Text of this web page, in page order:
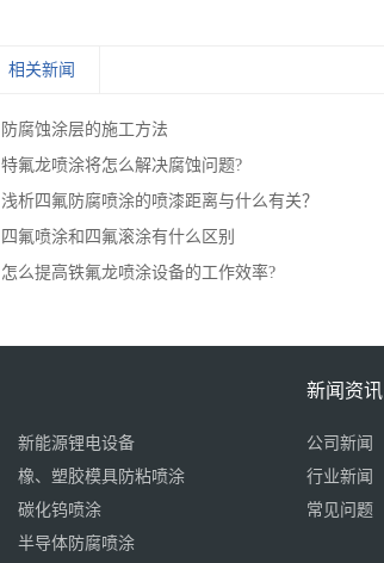
相关新闻
防腐蚀涂层的施工方法
特氟龙喷涂将怎么解决腐蚀问题?
浅析四氟防腐喷涂的喷漆距离与什么有关？
四氟喷涂和四氟滚涂有什么区别
怎么提高铁氟龙喷涂设备的工作效率?
新能源锂电设备
橡、塑胶模具防粘喷涂
碳化钨喷涂
半导体防腐喷涂
新闻资讯
公司新闻
行业新闻
常见问题